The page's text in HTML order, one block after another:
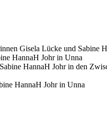
Gisela Lücke und Sabine
HannaH Johr in Unna
HannaH Johr in den
HannaH Johr in Unna